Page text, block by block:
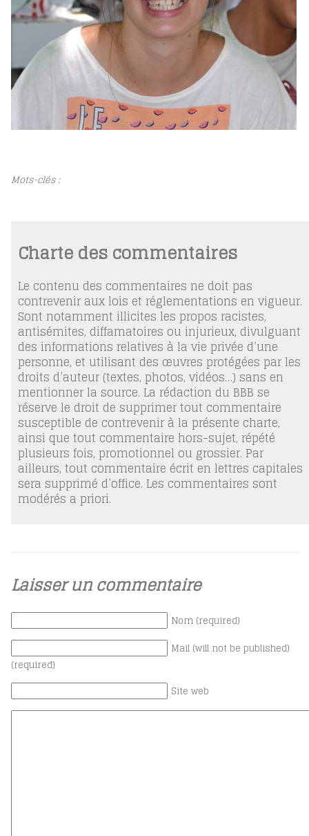
Mots-clés :
Charte des commentaires
Le contenu des commentaires ne doit pas
contrevenir aux lois et réglementations en vigueur.
Sont notamment illicites les propos racistes,
antisémites, diffamatoires ou injurieux, divulguant
des informations relatives à la vie privée d’une
personne, et utilisant des œuvres protégées par les
droits d’auteur (textes, photos, vidéos…) sans en
mentionner la source. La rédaction du BBB se
réserve le droit de supprimer tout commentaire
susceptible de contrevenir à la présente charte,
ainsi que tout commentaire hors-sujet, répété
plusieurs fois, promotionnel ou grossier. Par
ailleurs, tout commentaire écrit en lettres capitales
sera supprimé d’office. Les commentaires sont
modérés a priori.
Laisser un commentaire
Nom (required)
Mail (will not be published)
(required)
Site web